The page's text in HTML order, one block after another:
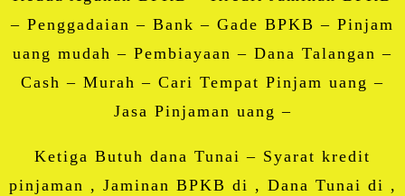
– Penggadaian – Bank – Gade BPKB – Pinjam
uang mudah – Pembiayaan – Dana Talangan –
Cash – Murah – Cari Tempat Pinjam uang –
Jasa Pinjaman uang –
Ketiga Butuh dana Tunai – Syarat kredit
pinjaman , Jaminan BPKB di , Dana Tunai di ,